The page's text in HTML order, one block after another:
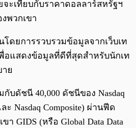
ะเทียบกับราคาดอลลาร์สหรัฐฯ
พวกเขา
โดยการรวบรวมข้อมูลจากเว็บเท
อแสดงข้อมูลที่ดีที่สุดสำหรับนักเท
ย
บดัชนี 40,000 ดัชนีของ Nasdaq
ะ Nasdaq Composite) ผ่านฟีด
า GIDS (หรือ Global Data Data